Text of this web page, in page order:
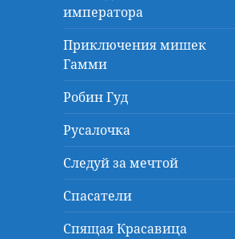
императора
Приключения мишек
Гамми
Робин Гуд
Русалочка
Следуй за мечтой
Спасатели
Спящая Красавица